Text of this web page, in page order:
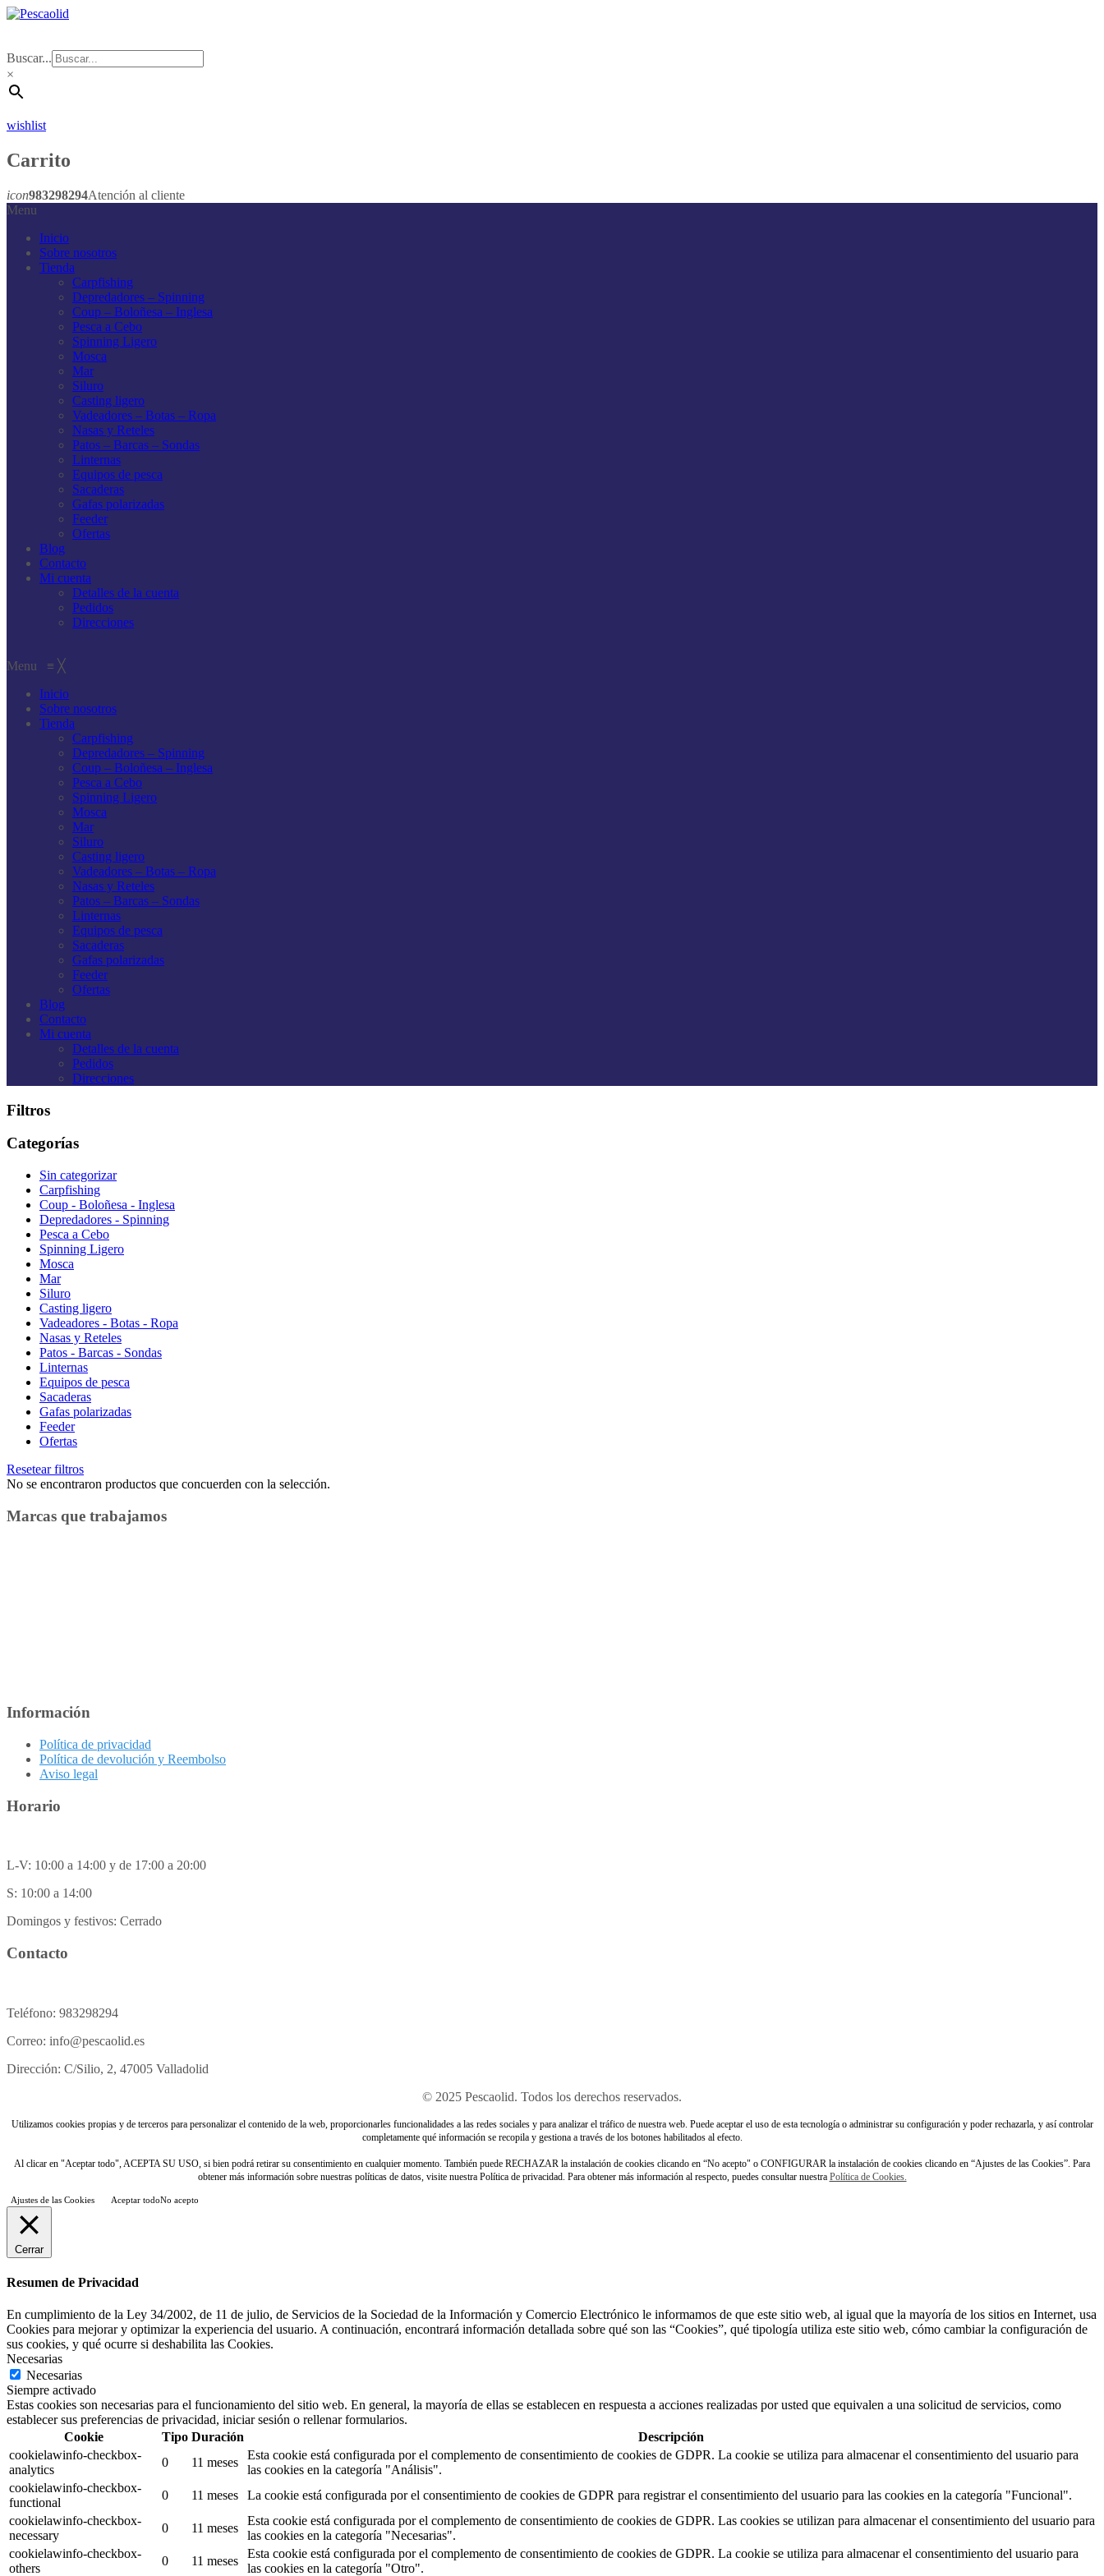
Buscar...
×
wishlist
Carrito
icon983298294Atención al cliente
Menu
Inicio
Sobre nosotros
Tienda
Carpfishing
Depredadores – Spinning
Coup – Boloñesa – Inglesa
Pesca a Cebo
Spinning Ligero
Mosca
Mar
Siluro
Casting ligero
Vadeadores – Botas – Ropa
Nasas y Reteles
Patos – Barcas – Sondas
Linternas
Equipos de pesca
Sacaderas
Gafas polarizadas
Feeder
Ofertas
Blog
Contacto
Mi cuenta
Detalles de la cuenta
Pedidos
Direcciones
Menu ≡ ╳
Inicio
Sobre nosotros
Tienda
Carpfishing
Depredadores – Spinning
Coup – Boloñesa – Inglesa
Pesca a Cebo
Spinning Ligero
Mosca
Mar
Siluro
Casting ligero
Vadeadores – Botas – Ropa
Nasas y Reteles
Patos – Barcas – Sondas
Linternas
Equipos de pesca
Sacaderas
Gafas polarizadas
Feeder
Ofertas
Blog
Contacto
Mi cuenta
Detalles de la cuenta
Pedidos
Direcciones
Filtros
Categorías
Sin categorizar
Carpfishing
Coup - Boloñesa - Inglesa
Depredadores - Spinning
Pesca a Cebo
Spinning Ligero
Mosca
Mar
Siluro
Casting ligero
Vadeadores - Botas - Ropa
Nasas y Reteles
Patos - Barcas - Sondas
Linternas
Equipos de pesca
Sacaderas
Gafas polarizadas
Feeder
Ofertas
Resetear filtros
No se encontraron productos que concuerden con la selección.
Marcas que trabajamos
Información
Política de privacidad
Política de devolución y Reembolso
Aviso legal
Horario
L-V: 10:00 a 14:00 y de 17:00 a 20:00
S: 10:00 a 14:00
Domingos y festivos: Cerrado
Contacto
Teléfono: 983298294
Correo: info@pescaolid.es
Dirección: C/Silio, 2, 47005 Valladolid
© 2025 Pescaolid. Todos los derechos reservados.
Utilizamos cookies propias y de terceros para personalizar el contenido de la web, proporcionarles funcionalidades a las redes sociales y para analizar el tráfico de nuestra web. Puede aceptar el uso de esta tecnología o administrar su configuración y poder rechazarla, y así controlar
completamente qué información se recopila y gestiona a través de los botones habilitados al efecto.
Al clicar en "Aceptar todo", ACEPTA SU USO, si bien podrá retirar su consentimiento en cualquier momento. También puede RECHAZAR la instalación de cookies clicando en “No acepto" o CONFIGURAR la instalación de cookies clicando en “Ajustes de las Cookies”. Para
obtener más información sobre nuestras políticas de datos, visite nuestra Política de privacidad. Para obtener más información al respecto, puedes consultar nuestra Política de Cookies.
Ajustes de las Cookies Aceptar todoNo acepto
Cerrar
Resumen de Privacidad
En cumplimiento de la Ley 34/2002, de 11 de julio, de Servicios de la Sociedad de la Información y Comercio Electrónico le informamos de que este sitio web, al igual que la mayoría de los sitios en Internet, usa
Cookies para mejorar y optimizar la experiencia del usuario. A continuación, encontrará información detallada sobre qué son las “Cookies”, qué tipología utiliza este sitio web, cómo cambiar la configuración de
sus cookies, y qué ocurre si deshabilita las Cookies.
Necesarias
Necesarias
Siempre activado
Estas cookies son necesarias para el funcionamiento del sitio web. En general, la mayoría de ellas se establecen en respuesta a acciones realizadas por usted que equivalen a una solicitud de servicios, como
establecer sus preferencias de privacidad, iniciar sesión o rellenar formularios.
Cookie
Tipo Duración
Descripción
cookielawinfo-checkbox-
analytics
0 11 meses
Esta cookie está configurada por el complemento de consentimiento de cookies de GDPR. La cookie se utiliza para almacenar el consentimiento del usuario para
las cookies en la categoría "Análisis".
cookielawinfo-checkbox-
functional
0 11 meses
La cookie está configurada por el consentimiento de cookies de GDPR para registrar el consentimiento del usuario para las cookies en la categoría "Funcional".
cookielawinfo-checkbox-
necessary
0 11 meses
Esta cookie está configurada por el complemento de consentimiento de cookies de GDPR. Las cookies se utilizan para almacenar el consentimiento del usuario para
las cookies en la categoría "Necesarias".
cookielawinfo-checkbox-
others
0 11 meses
Esta cookie está configurada por el complemento de consentimiento de cookies de GDPR. La cookie se utiliza para almacenar el consentimiento del usuario para
las cookies en la categoría "Otro".